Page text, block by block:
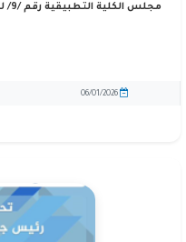
مجلس الكلية التطبيقية رقم /9/ للعام الدراسي 2025/2026
06/01/2026